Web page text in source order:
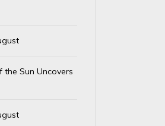
Sun Uncovers